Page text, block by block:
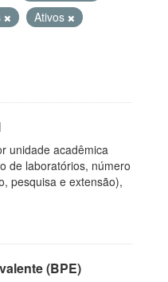
Ativos
unidade acadêmica
de laboratórios, número
pesquisa e extensão),
(BPE)